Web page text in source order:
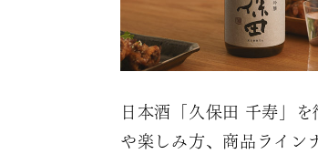
日本酒「久保田 千寿」
や楽しみ方、商品ライン